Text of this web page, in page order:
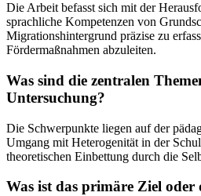
Die Arbeit befasst sich mit der
sprachliche Kompetenzen von
Migrationshintergrund präzise zu
Fördermaßnahmen abzuleiten.
Was sind die zentralen
Untersuchung?
Die Schwerpunkte liegen auf der
Umgang mit Heterogenität in der
theoretischen Einbettung durch die
Was ist das primäre Ziel oder